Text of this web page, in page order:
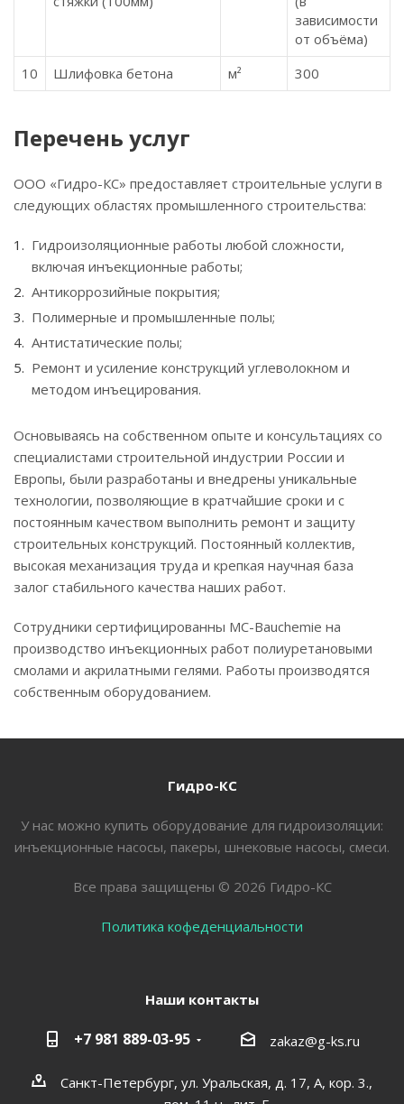
зависимости
от объёма)
10
Шлифовка бетона м² 300
Перечень услуг
ООО «Гидро-КС» предоставляет строительные услуги в
следующих областях промышленного строительства:
Гидроизоляционные работы любой сложности,
включая инъекционные работы;
Антикоррозийные покрытия;
Полимерные и промышленные полы;
Антистатические полы;
Ремонт и усиление конструкций углеволокном и
методом инъецирования.
Основываясь на собственном опыте и консультациях со
специалистами строительной индустрии России и
Европы, были разработаны и внедрены уникальные
технологии, позволяющие в кратчайшие сроки и с
постоянным качеством выполнить ремонт и защиту
строительных конструкций. Постоянный коллектив,
высокая механизация труда и крепкая научная база
залог стабильного качества наших работ.
Сотрудники сертифицированны MC-Bauchemie на
производство инъекционных работ полиуретановыми
смолами и акрилатными гелями. Работы производятся
собственным оборудованием.
Гидро-КС
У нас можно купить оборудование для гидроизоляции:
инъекционные насосы, пакеры, шнековые насосы, смеси.
Все права защищены © 2026 Гидро-КС
Политика кофеденциальности
Наши контакты
+7 981 889-03-95 zakaz@g-ks.ru
Санкт-Петербург, ул. Уральская, д. 17, А, кор. 3.,